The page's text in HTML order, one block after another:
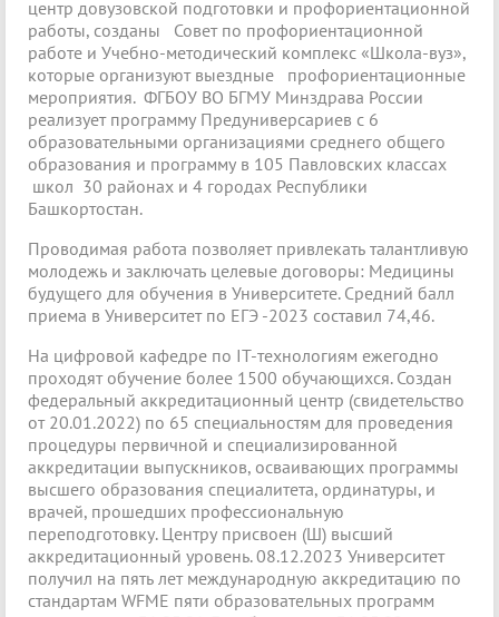
центр довузовской подготовки и профориентационной
работы, созданы Совет по профориентационной
работе и Учебно-методический комплекс «Школа-вуз»,
которые организуют выездные профориентационные
мероприятия. ФГБОУ ВО БГМУ Минздрава России
реализует программу Предуниверсариев с 6
образовательными организациями среднего общего
образования и программу в 105 Павловских классах
школ 30 районах и 4 городах Республики
Башкортостан.
Проводимая работа позволяет привлекать талантливую
молодежь и заключать целевые договоры: Медицины
будущего для обучения в Университете. Средний балл
приема в Университет по ЕГЭ -2023 составил 74,46.
На цифровой кафедре по IT-технологиям ежегодно
проходят обучение более 1500 обучающихся. Создан
федеральный аккредитационный центр (свидетельство
от 20.01.2022) по 65 специальностям для проведения
процедуры первичной и специализированной
аккредитации выпускников, осваивающих программы
высшего образования специалитета, ординатуры, и
врачей, прошедших профессиональную
переподготовку. Центру присвоен (Ш) высший
аккредитационный уровень. 08.12.2023 Университет
получил на пять лет международную аккредитацию по
стандартам WFME пяти образовательных программ